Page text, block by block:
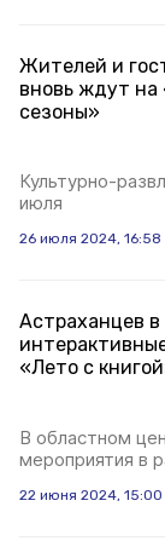
Жителей и
вновь ждут на
сезоны»
Культурно-
июля
26 июля 2024, 16:58
Астраханцев
«Лето с
В областном
мероприятия в
22 июня 2024, 15:00